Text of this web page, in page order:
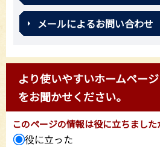
メールによるお問い合わせ
より使いやすいホームペー
をお聞かせください。
このページの情報は役に立ちました
役に立った